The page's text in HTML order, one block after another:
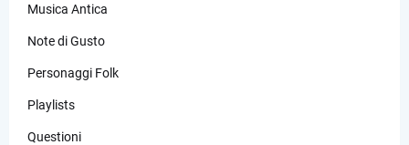
Musica Antica
Note di Gusto
Personaggi Folk
Playlists
Questioni